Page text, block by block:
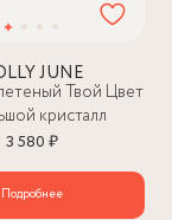
JUNE
Твой Цвет
кристалл
3 580 ₽
Подробнее